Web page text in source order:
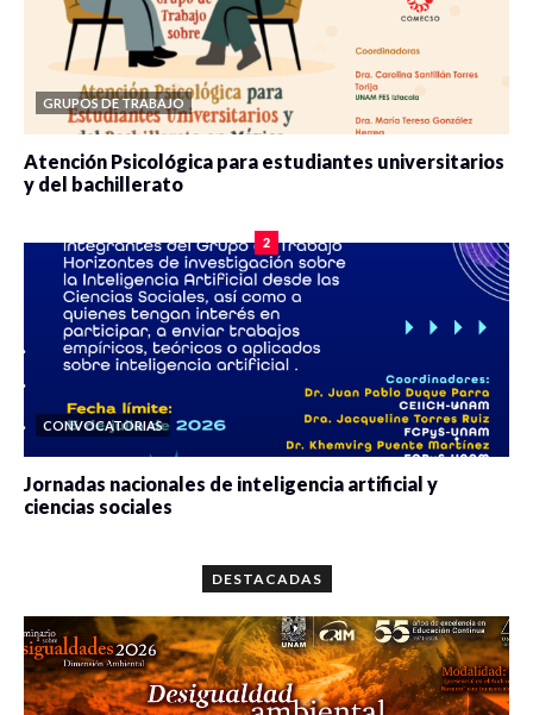
GRUPOS DE TRABAJO
Atención Psicológica para estudiantes universitarios
y del bachillerato
2
CONVOCATORIAS
Jornadas nacionales de inteligencia artificial y
ciencias sociales
DESTACADAS